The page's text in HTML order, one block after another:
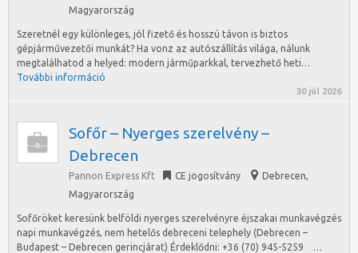
Magyarország
Szeretnél egy különleges, jól fizető és hosszú távon is biztos
gépjárművezetői munkát? Ha vonz az autószállítás világa, nálunk
megtalálhatod a helyed: modern járműparkkal, tervezhető heti…
További információ
30 júl 2026
Sofőr – Nyerges szerelvény –
Debrecen
Pannon Express Kft CE jogosítvány Debrecen,
Magyarország
Sofőröket keresünk belföldi nyerges szerelvényre éjszakai munkavégzés
napi munkavégzés, nem hetelős debreceni telephely (Debrecen –
Budapest – Debrecen gerincjárat) Érdeklődni: +36 (70) 945-5259 …